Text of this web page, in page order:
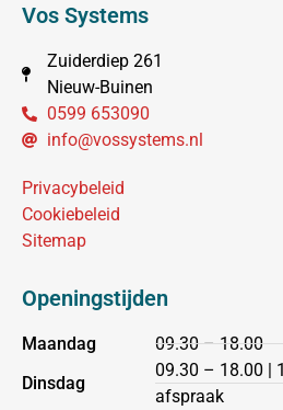
Vos Systems
Zuiderdiep 261
Nieuw-Buinen
0599 653090
info@vossystems.nl
Privacybeleid
Cookiebeleid
Sitemap
Openingstijden
Maandag
Dinsdag
09.30 – 18.00
09.30 – 18.00 |
afspraak